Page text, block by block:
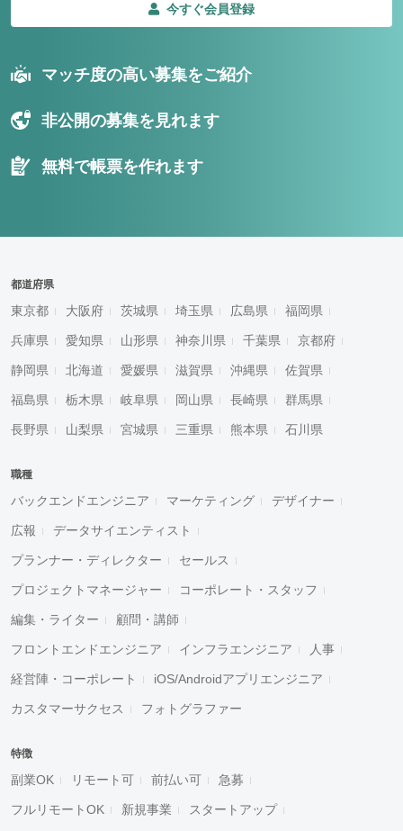
今すぐ会員登録
マッチ度の高い募集をご紹介
非公開の募集を見れます
無料で帳票を作れます
都道府県
東京都 大阪府 茨城県 埼玉県 広島県 福岡県
兵庫県 愛知県 山形県 神奈川県 千葉県 京都府
静岡県 北海道 愛媛県 滋賀県 沖縄県 佐賀県
福島県 栃木県 岐阜県 岡山県 長崎県 群馬県
長野県 山梨県 宮城県 三重県 熊本県 石川県
職種
バックエンドエンジニア マーケティング デザイナー
広報 データサイエンティスト
プランナー・ディレクター セールス
プロジェクトマネージャー コーポレート・スタッフ
編集・ライター 顧問・講師
フロントエンドエンジニア インフラエンジニア 人事
経営陣・コーポレート iOS/Androidアプリエンジニア
カスタマーサクセス フォトグラファー
特徴
副業OK リモート可 前払い可 急募
フルリモートOK 新規事業 スタートアップ